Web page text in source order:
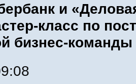
и
класс по
бизнес-команды